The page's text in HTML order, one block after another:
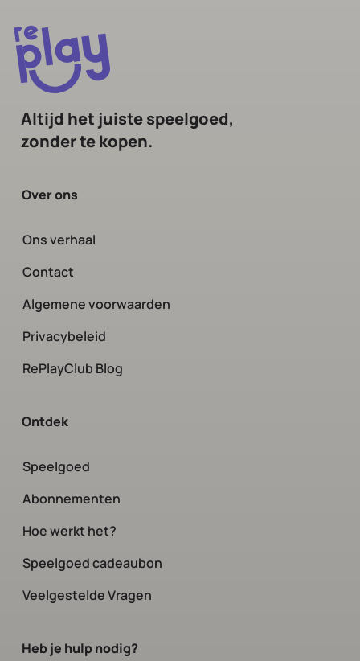
Altijd het juiste speelgoed,
zonder te kopen.
Over ons
Ons verhaal
Contact
Algemene voorwaarden
Privacybeleid
RePlayClub Blog
Ontdek
Speelgoed
Abonnementen
Hoe werkt het?
Speelgoed cadeaubon
Veelgestelde Vragen
Heb je hulp nodig?